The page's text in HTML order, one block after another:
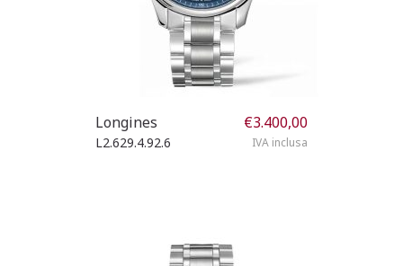
Longines
L2.629.4.92.6
€3.400,00
IVA inclusa